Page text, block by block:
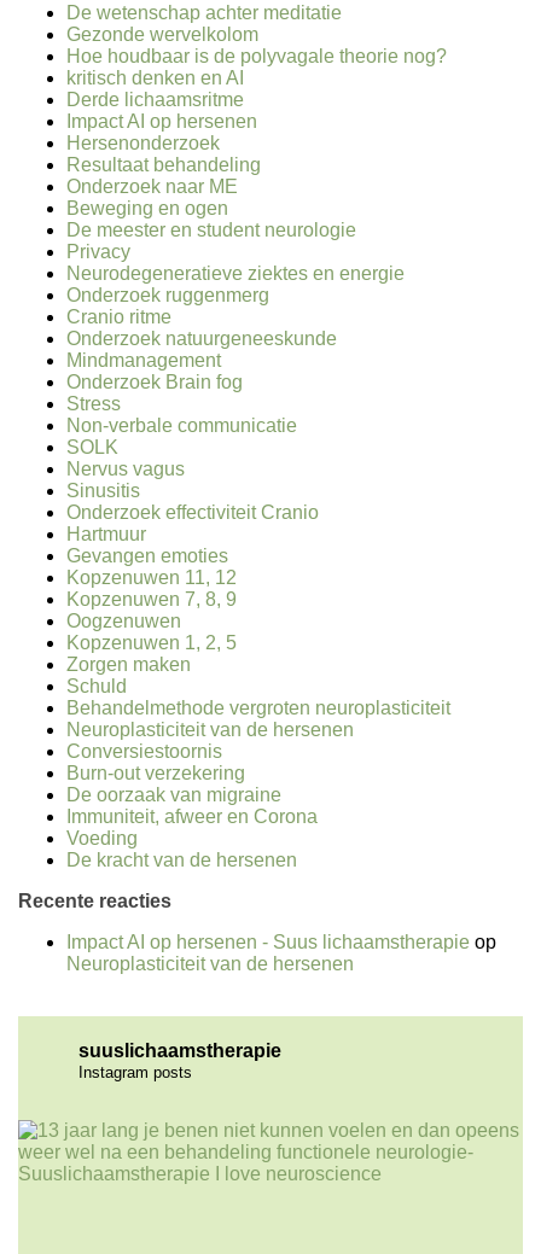
De wetenschap achter meditatie
Gezonde wervelkolom
Hoe houdbaar is de polyvagale theorie nog?
kritisch denken en AI
Derde lichaamsritme
Impact AI op hersenen
Hersenonderzoek
Resultaat behandeling
Onderzoek naar ME
Beweging en ogen
De meester en student neurologie
Privacy
Neurodegeneratieve ziektes en energie
Onderzoek ruggenmerg
Cranio ritme
Onderzoek natuurgeneeskunde
Mindmanagement
Onderzoek Brain fog
Stress
Non-verbale communicatie
SOLK
Nervus vagus
Sinusitis
Onderzoek effectiviteit Cranio
Hartmuur
Gevangen emoties
Kopzenuwen 11, 12
Kopzenuwen 7, 8, 9
Oogzenuwen
Kopzenuwen 1, 2, 5
Zorgen maken
Schuld
Behandelmethode vergroten neuroplasticiteit
Neuroplasticiteit van de hersenen
Conversiestoornis
Burn-out verzekering
De oorzaak van migraine
Immuniteit, afweer en Corona
Voeding
De kracht van de hersenen
Recente reacties
Impact AI op hersenen - Suus lichaamstherapie op
Neuroplasticiteit van de hersenen
suuslichaamstherapie
Instagram posts